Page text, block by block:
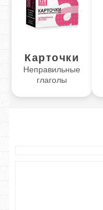
Карточки
Неправильные
глаголы